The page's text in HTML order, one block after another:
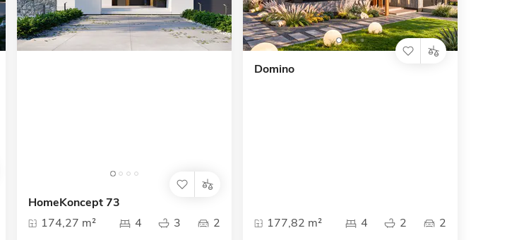
Dom pasywny- co to znaczy
HomeKoncept 73
174,27 m²
4 3 2
Domino
177,82 m² 4 2 2